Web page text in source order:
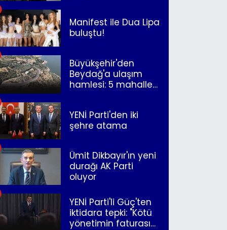
Manifest ile Dua Lipa
buluştu!
Büyükşehir'den
Beydağ'a ulaşım
hamlesi: 5 mahalle
YENİ Parti'den iki
şehre atama
Ümit Dikbayır'ın yeni
durağı AK Parti
oluyor
YENİ Parti'li Güç'ten
iktidara tepki: "Kötü
yönetimin faturasını